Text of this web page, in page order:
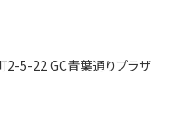
5-22 GC青葉通りプラザ